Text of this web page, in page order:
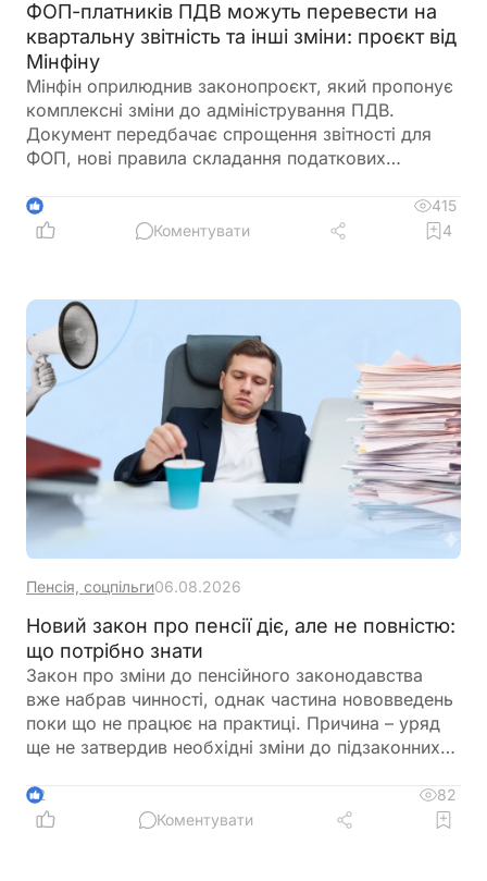
ФОП-платників ПДВ можуть перевести на
квартальну звітність та інші зміни: проєкт від
Мінфіну
Мінфін оприлюднив законопроєкт, який пропонує
комплексні зміни до адміністрування ПДВ.
Документ передбачає спрощення звітності для
ФОП, нові правила складання податкових
бюджетного відшкодування та запровадження
квартального звітного періоду для підприємців –
1
415
Коментувати
4
Пенсія, соцпільги06.08.2026
Новий закон про пенсії діє, але не повністю:
що потрібно знати
Закон про зміни до пенсійного законодавства
вже набрав чинності, однак частина нововведень
поки що не працює на практиці. Причина – уряд
ще не затвердив необхідні зміни до підзаконних
нових правил щодо підтвердження страхового
стажу та призначення пенсій
2
82
Коментувати